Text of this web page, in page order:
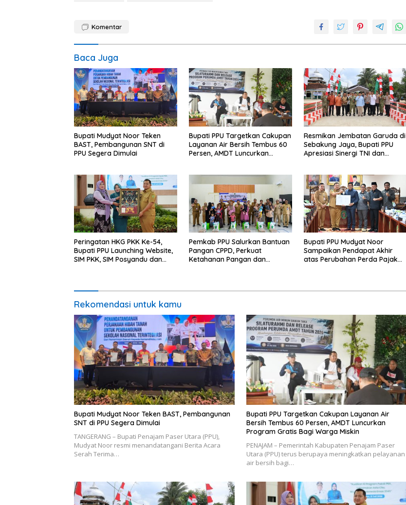
Komentar
Baca Juga
Bupati Mudyat Noor Teken
BAST, Pembangunan SNT di
PPU Segera Dimulai
Bupati PPU Targetkan Cakupan
Layanan Air Bersih Tembus 60
Persen, AMDT Luncurkan
Resmikan Jembatan Garuda di
Sebakung Jaya, Bupati PPU
Apresiasi Sinergi TNI dan
Peringatan HKG PKK Ke-54,
Bupati PPU Launching Website,
SIM PKK, SIM Posyandu dan
Pemkab PPU Salurkan Bantuan
Pangan CPPD, Perkuat
Ketahanan Pangan dan
Bupati PPU Mudyat Noor
Sampaikan Pendapat Akhir
atas Perubahan Perda Pajak
Rekomendasi untuk kamu
Bupati Mudyat Noor Teken BAST, Pembangunan
SNT di PPU Segera Dimulai
TANGERANG – Bupati Penajam Paser Utara (PPU),
Mudyat Noor resmi menandatangani Berita Acara
Serah Terima…
Bupati PPU Targetkan Cakupan Layanan Air
Bersih Tembus 60 Persen, AMDT Luncurkan
Program Gratis Bagi Warga Miskin
PENAJAM – Pemerintah Kabupaten Penajam Paser
Utara (PPU) terus berupaya meningkatkan pelayanan
air bersih bagi…